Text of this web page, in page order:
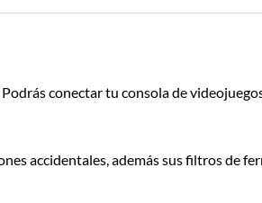
conectar tu consola de
accidentales, además sus filtros de